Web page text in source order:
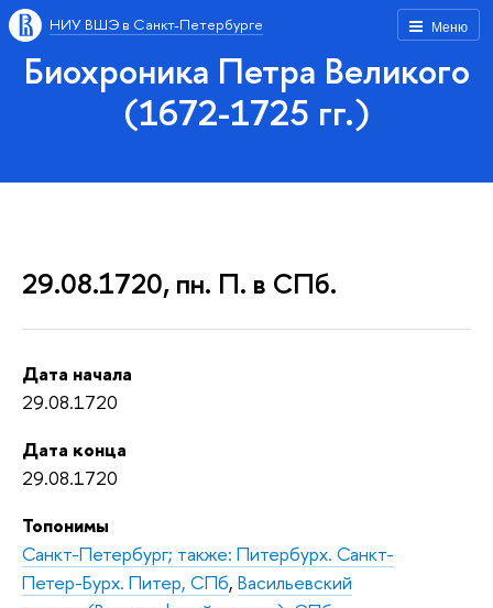
Меню
НИУ ВШЭ в Санкт-Петербурге
Биохроника Петра Великого
(1672-1725 гг.)
29.08.1720, пн. П. в СПб.
Дата начала
29.08.1720
Дата конца
29.08.1720
Топонимы
Санкт-Петербург; также: Питербурх. Санкт-
Петер-Бурх. Питер, СПб, Васильевский